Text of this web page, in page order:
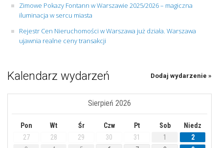
Zimowe Pokazy Fontann w Warszawie 2025/2026 – magiczna
iluminacja w sercu miasta
Rejestr Cen Nieruchomości w Warszawa już działa. Warszawa
ujawnia realne ceny transakcji
Kalendarz wydarzeń Dodaj wydarzenie »
Sierpień 2026
Pon Wt Śr Czw Pt Sob
Niedz
27
28 29 30 31 1
2